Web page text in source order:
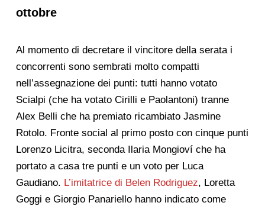
ottobre
Al momento di decretare il vincitore della serata i
concorrenti sono sembrati molto compatti
nell’assegnazione dei punti: tutti hanno votato
Scialpi (che ha votato Cirilli e Paolantoni) tranne
Alex Belli che ha premiato ricambiato Jasmine
Rotolo. Fronte social al primo posto con cinque punti
Lorenzo Licitra, seconda Ilaria Mongioví che ha
portato a casa tre punti e un voto per Luca
Gaudiano. L’imitatrice di Belen Rodriguez, Loretta
Goggi e Giorgio Panariello hanno indicato come